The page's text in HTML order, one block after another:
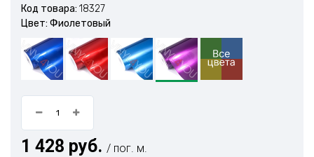
Код товара: 18327
Цвет: Фиолетовый
1 428 руб. / пог. м.